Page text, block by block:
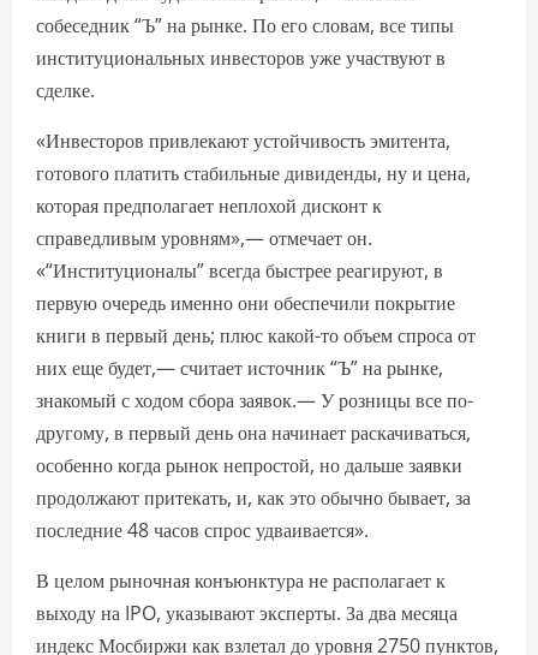
собеседник “Ъ” на рынке. По его словам, все типы
институциональных инвесторов уже участвуют в
сделке.
«Инвесторов привлекают устойчивость эмитента,
готового платить стабильные дивиденды, ну и цена,
которая предполагает неплохой дисконт к
справедливым уровням»,— отмечает он.
«“Институционалы” всегда быстрее реагируют, в
первую очередь именно они обеспечили покрытие
книги в первый день; плюс какой-то объем спроса от
них еще будет,— считает источник “Ъ” на рынке,
знакомый с ходом сбора заявок.— У розницы все по-
другому, в первый день она начинает раскачиваться,
особенно когда рынок непростой, но дальше заявки
продолжают притекать, и, как это обычно бывает, за
последние 48 часов спрос удваивается».
В целом рыночная конъюнктура не располагает к
выходу на IPO, указывают эксперты. За два месяца
индекс Мосбиржи как взлетал до уровня 2750 пунктов,